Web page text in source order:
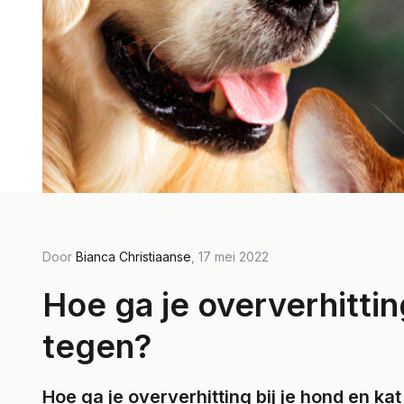
Door Bianca Christiaanse , 17 mei 2022
Hoe ga je
tegen?
Hoe ga je oververhitting bij je hond en
Door Bianca Christiaanse, 31 oktober 2022
De beste
hondentrappen
Lees meer